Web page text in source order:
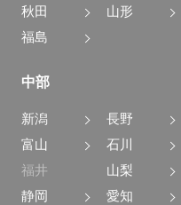
秋田
山形
福島
中部
新潟
長野
富山
石川
福井
山梨
静岡
愛知